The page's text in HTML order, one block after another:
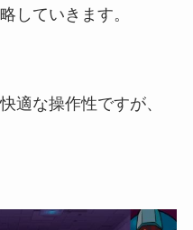
していきます。
適な操作性ですが、